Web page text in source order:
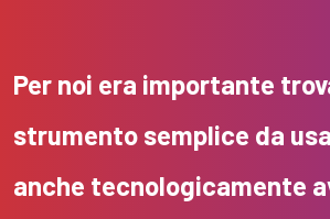
Per noi era importante
strumento semplice da
anche tecnologicamente